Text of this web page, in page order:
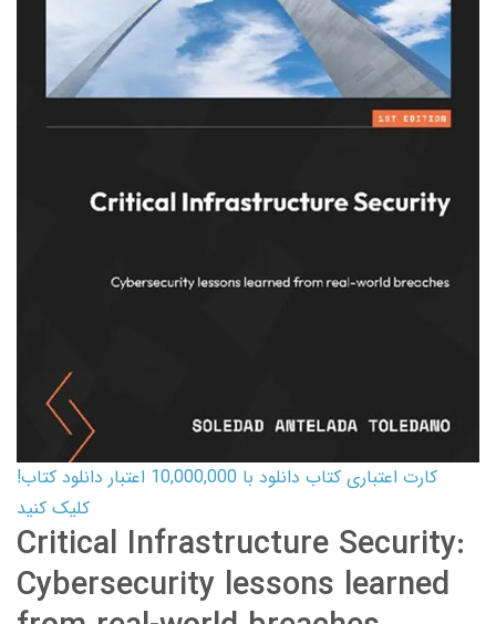
کارت اعتباری کتاب دانلود با 10,000,000 اعتبار دانلود کتاب!
کلیک کنید
Critical Infrastructure Security:
Cybersecurity lessons learned